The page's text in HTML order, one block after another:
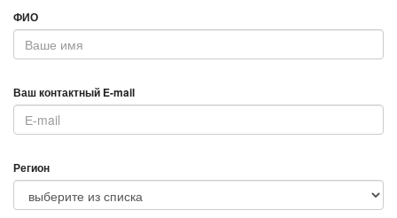
ФИО
аш контактный E-mail
Регион